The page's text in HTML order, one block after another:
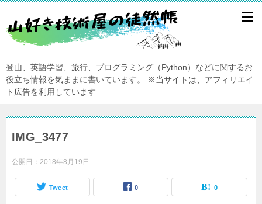
登山、英語学習、旅行、プログラミング（Python）などに関するお
役立ち情報を気ままに書いています。
※当サイトは、アフィリエイ
ト広告を利用しています
IMG_3477
公開日： 2018年8月19日
Tweet 0 0